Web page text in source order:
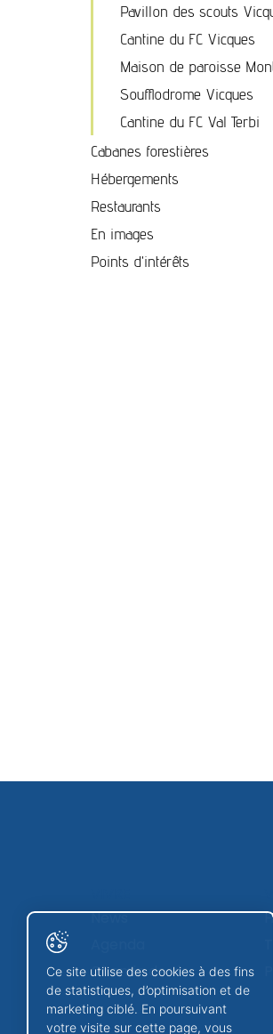
Pavillon des scouts
Cantine du FC Vicques
Maison de paroisse
Soufflodrome Vicques
Cantine du FC Val Terbi
Cabanes forestières
Hébergements
Restaurants
En images
Points d'intérêts
News
Chemin de vie
Ce site utilise des cookies à des fins
de statistiques, d’optimisation et de
marketing ciblé. En poursuivant
votre visite sur cette page, vous